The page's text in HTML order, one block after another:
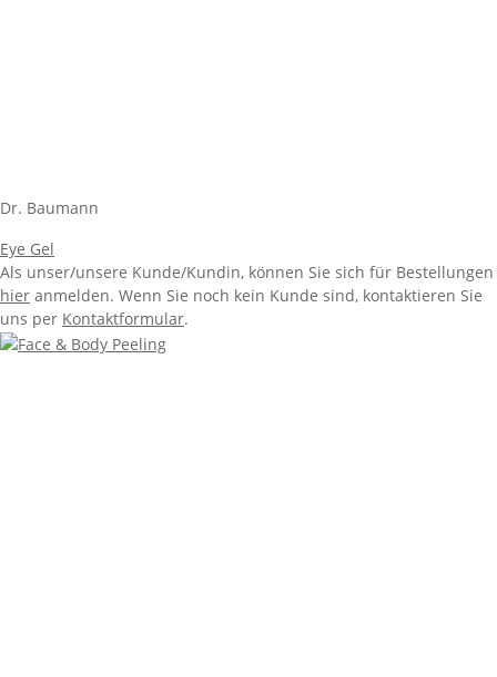
Dr. Baumann
Eye Gel
Als unser/unsere Kunde/Kundin, können Sie sich für Bestellungen
hier anmelden. Wenn Sie noch kein Kunde sind, kontaktieren Sie
uns per Kontaktformular.